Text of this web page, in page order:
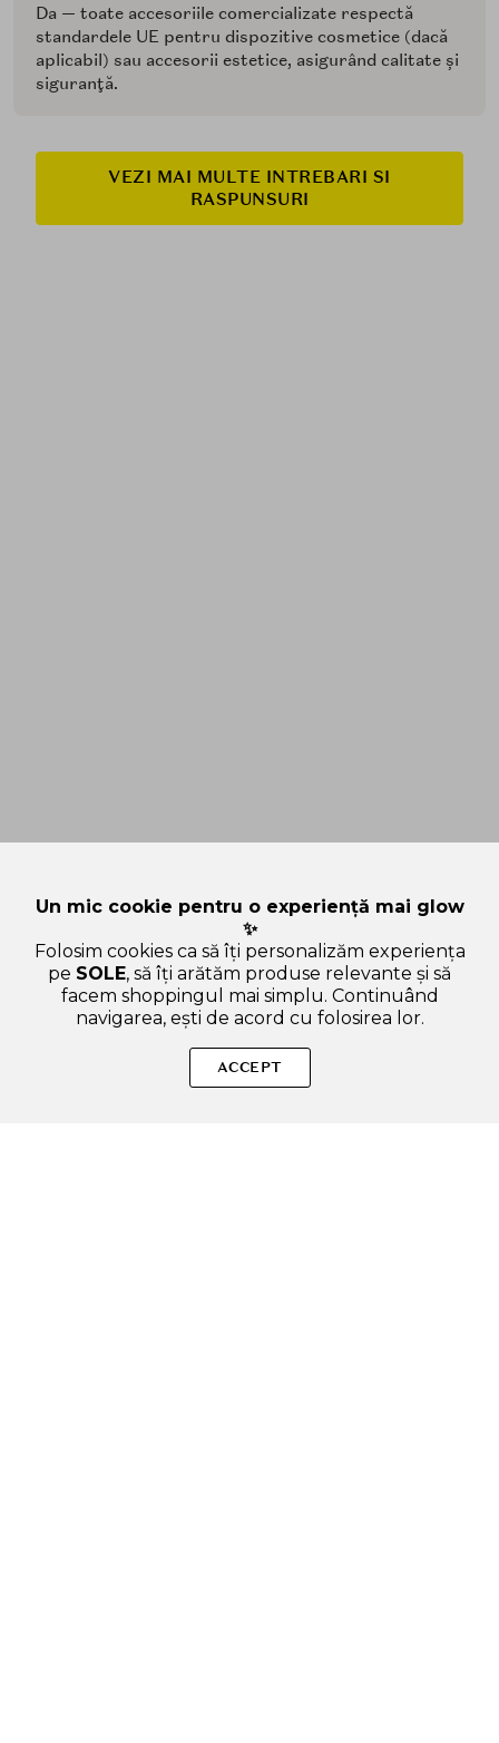
Da — toate accesoriile comercializate respectă
standardele UE pentru dispozitive cosmetice (dacă
aplicabil) sau accesorii estetice, asigurând calitate și
siguranţă.
VEZI MAI MULTE INTREBARI SI
RASPUNSURI
despre categoria Accesorii de masaj pentru fata. Dacă ai
nevoie de ajutor în alegerea produsului potrivit, suntem aici
Un mic cookie pentru o experiență mai glow
✨
Folosim cookies ca să îți personalizăm experiența
pe SOLE, să îți arătăm produse relevante și să
facem shoppingul mai simplu. Continuând
navigarea, ești de acord cu folosirea lor.
ACCEPT